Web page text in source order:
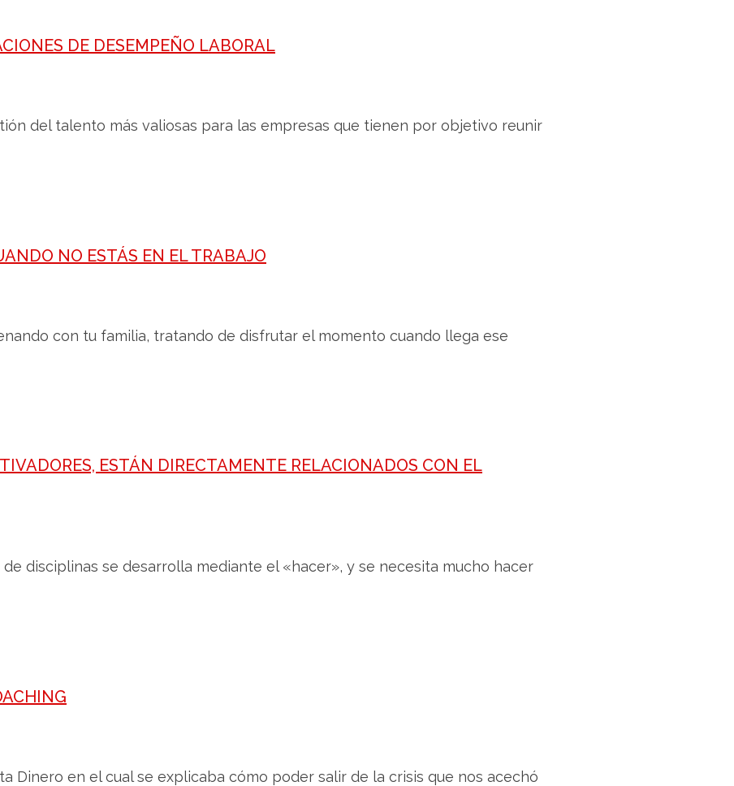
DE DESEMPEÑO LABORAL
del talento más valiosas para las empresas que tienen por objetivo reunir
NO ESTÁS EN EL TRABAJO
con tu familia, tratando de disfrutar el momento cuando llega ese
ESTÁN DIRECTAMENTE RELACIONADOS CON EL
disciplinas se desarrolla mediante el «hacer», y se necesita mucho hacer
Dinero en el cual se explicaba cómo poder salir de la crisis que nos acechó